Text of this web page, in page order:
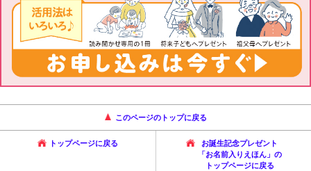
このページのトップに戻る
トップページに戻る
お誕生記念プレゼント
「お名前入りえほん」の
トップページに戻る